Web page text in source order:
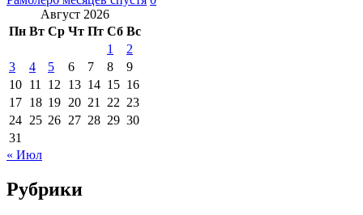
Август 2026
Пн Вт Ср Чт Пт Сб Вс
1
2
3
4 5 6 7 8
9
10 11 12 13 14 15 16
17 18 19 20 21 22 23
24 25 26 27 28 29 30
31
« Июл
Рубрики